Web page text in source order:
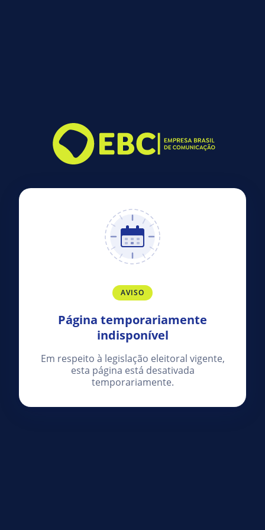
AVISO
Página temporariamente
indisponível
Em respeito à legislação eleitoral vigente,
esta página está desativada
temporariamente.